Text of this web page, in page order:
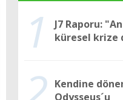
1
J7 Raporu:
küresel krize
Kendine
Odysseus´u